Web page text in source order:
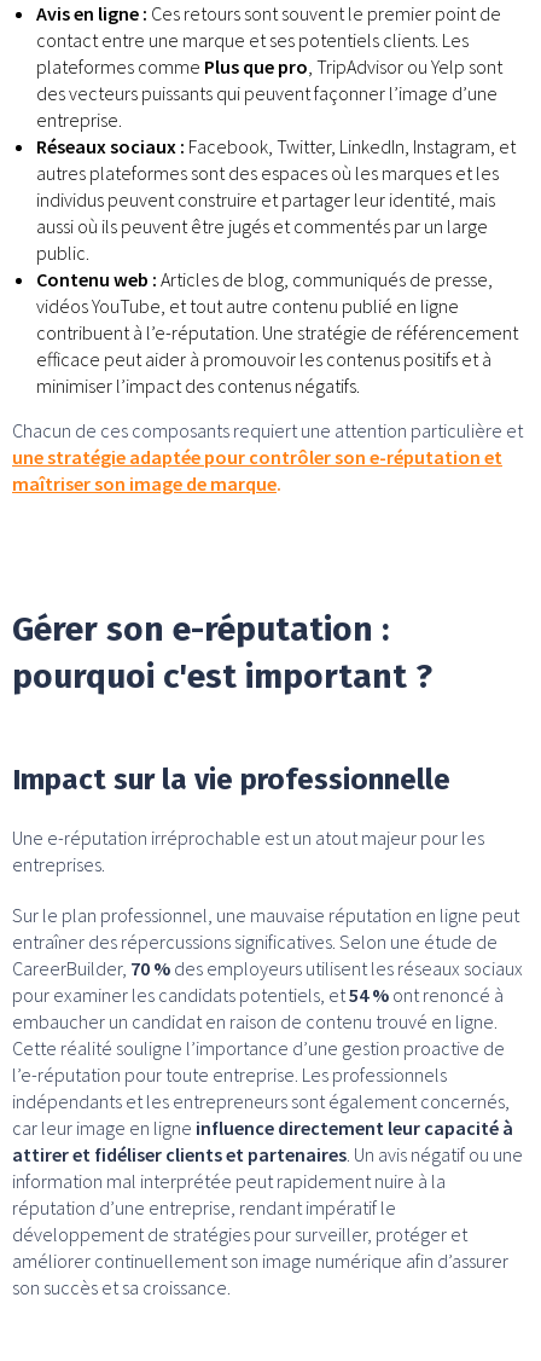
Avis en ligne : Ces retours sont souvent le premier point de
contact entre une marque et ses potentiels clients. Les
plateformes comme Plus que pro, TripAdvisor ou Yelp sont
des vecteurs puissants qui peuvent façonner l’image d’une
entreprise.
Réseaux sociaux : Facebook, Twitter, LinkedIn, Instagram, et
autres plateformes sont des espaces où les marques et les
individus peuvent construire et partager leur identité, mais
aussi où ils peuvent être jugés et commentés par un large
public.
Contenu web : Articles de blog, communiqués de presse,
vidéos YouTube, et tout autre contenu publié en ligne
contribuent à l’e-réputation. Une stratégie de référencement
efficace peut aider à promouvoir les contenus positifs et à
minimiser l’impact des contenus négatifs.
Chacun de ces composants requiert une attention particulière et
une stratégie adaptée pour contrôler son e-réputation et
maîtriser son image de marque.
Gérer son e-réputation :
pourquoi c'est important ?
Impact sur la vie professionnelle
Une e-réputation irréprochable est un atout majeur pour les
entreprises.
Sur le plan professionnel, une mauvaise réputation en ligne peut
entraîner des répercussions significatives. Selon une étude de
CareerBuilder, 70 % des employeurs utilisent les réseaux sociaux
pour examiner les candidats potentiels, et54 % ont renoncé à
embaucher un candidat en raison de contenu trouvé en ligne.
Cette réalité souligne l’importance d’une gestion proactive de
l’e-réputation pour toute entreprise. Les professionnels
indépendants et les entrepreneurs sont également concernés,
car leur image en ligne influence directement leur capacité à
attirer et fidéliser clients et partenaires. Un avis négatif ou une
information mal interprétée peut rapidement nuire à la
réputation d’une entreprise, rendant impératif le
développement de stratégies pour surveiller, protéger et
améliorer continuellement son image numérique afin d’assurer
son succès et sa croissance.